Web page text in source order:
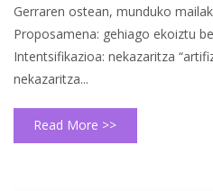
Gerraren ostean, munduko
Proposamena: gehiago ekoiztu
Intentsifikazioa: nekazaritza
nekazaritza...
Read More >>